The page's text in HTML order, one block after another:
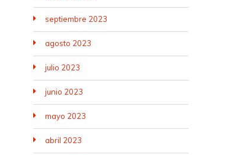
septiembre 2023
agosto 2023
julio 2023
junio 2023
mayo 2023
abril 2023